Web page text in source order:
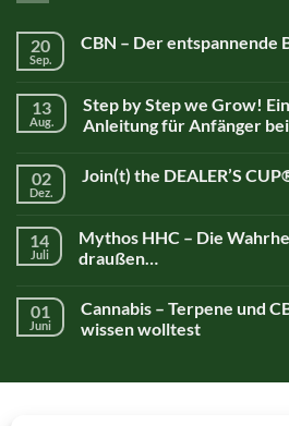
20
Sep.
CBN – Der entspannende
13
Aug.
Step by Step we Grow!
Anleitung für Anfänger
02
Dez.
Join(t) the DEALER’S
14
Juli
Mythos HHC – Die
draußen…
01
Juni
Cannabis – Terpene und
wissen wolltest